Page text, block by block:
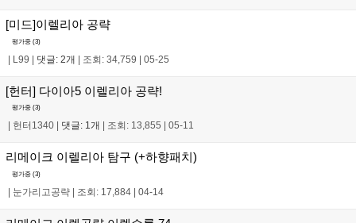
[미드]이렐리아 공략
평가중 (3)
| L99 | 댓글: 2개 | 조회: 34,759 | 05-25
[헌터] 다이아5 이렐리아 공략!
평가중 (3)
헌터1340 댓글: 1개 조회: 13,855 05-11
리메이크 이렐리아 탐구 (+하향패치)
평가중 (3)
| 눈가리고공략 | 조회: 17,884 | 04-14